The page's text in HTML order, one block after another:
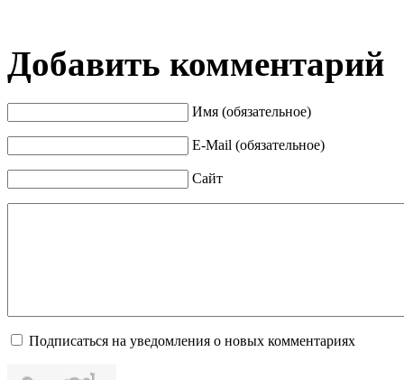
Добавить комментарий
Имя (обязательное)
E-Mail (обязательное)
Сайт
Подписаться на уведомления о новых комментариях